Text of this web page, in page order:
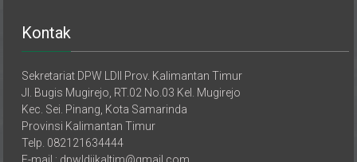
Jl. Bugis Mugirejo, RT.02 No.03 Kel. Mugirejo
Kec. Sei. Pinang, Kota Samarinda
Provinsi Kalimantan Timur
Telp. 082121634444
E-mail : dpwldiikaltim@gmail.com